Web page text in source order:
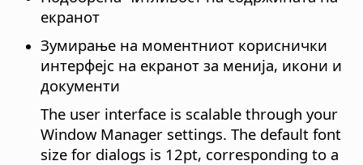
екранот
Зумирање на моментниот кориснички
интерфејс на екранот за менија, икони и
документи
The user interface is scalable through your
Window Manager settings. The default font
size for dialogs is 12pt, corresponding to a